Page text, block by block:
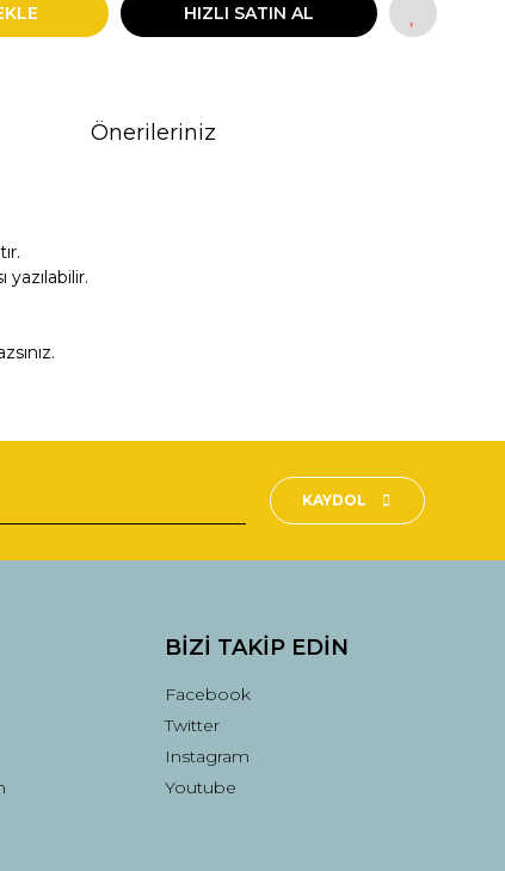
HIZLI SATIN AL
Önerileriniz
KAYDOL
BİZİ TAKİP EDİN
Facebook
Twitter
Instagram
Youtube